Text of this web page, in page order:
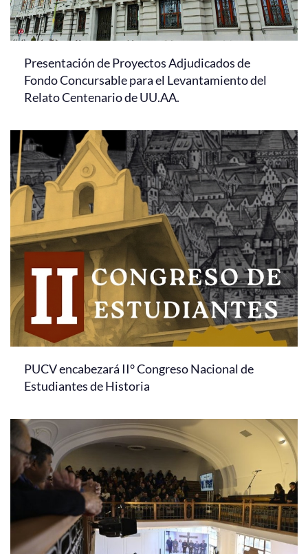
Presentación de Proyectos Adjudicados de
Fondo Concursable para el Levantamiento del
Relato Centenario de UU.AA.
PUCV encabezará II° Congreso Nacional de
Estudiantes de Historia